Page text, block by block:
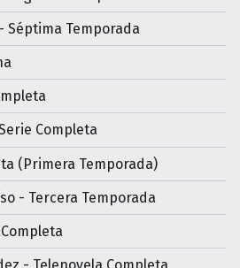
Séptima Temporada
Completa
(Primera Temporada)
- Tercera Temporada